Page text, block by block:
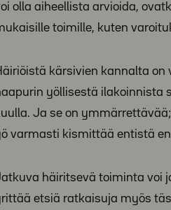
olla aiheellista arvioida,
toimille, kuten
kärsivien kannalta
yöllisestä ilakoinnista
Ja se on
varmasti kismittää entistä
häiritsevä toiminta voi
etsiä ratkaisuja myös